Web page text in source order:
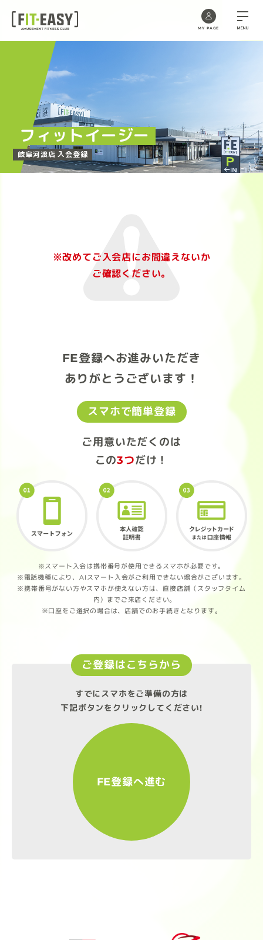
content
MY PAGE MENU
フィットイージー
岐阜河渡店 入会登録
※改めてご入会店にお間違えないか
ご確認ください。
FE登録へお進みいただき
ありがとうございます！
スマホで簡単登録
ご用意いただくのは
この3つだけ！
※スマート入会は携帯番号が使用できるスマホが必要です。
※電話機種により、AIスマート入会がご利用できない場合がございます。
※携帯番号がない方やスマホが使えない方は、直接店舗（スタッフタイム
内）までご来店ください。
※口座をご選択の場合は、店舗でのお手続きとなります。
ご登録はこちらから
すでにスマホをご準備の方は
下記ボタンをクリックしてください!
FE登録へ進む